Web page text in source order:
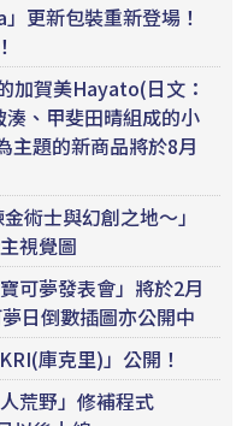
更新包裝重新登場！
加賀美Hayato(日文：
、甲斐田晴組成的小
主題的新商品將於8月
術士與幻創之地～」
視覺圖
可夢發表會」將於2月
日倒數插圖亦公開中
庫克里)」公開！
荒野」修補程式